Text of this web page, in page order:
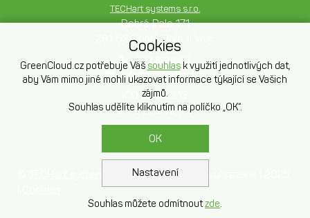
TECHart systems s.r.o.
Dobré Pole 171
281 63 Dobré Pole u Vitic
322 312 830
info@greencloud.cz
IČO 26172615
DIČ CZ26172615
| všechna práva vyhrazena | 2025
Cookies
GreenCloud.cz potřebuje Váš souhlask využití jednotlivých dat,
aby Vám mimo jiné mohli ukazovat informace týkající se Vašich
zájmů.
Souhlas udělíte kliknutím na políčko „OK“.
Nastavení
OK
Souhlas můžete odmítnoutzde.